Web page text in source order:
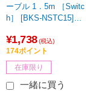
ーブル 1．5m ［Switc
h］ [BKS-NSTC15]
プオリジナル】【86
4】
¥1,738 (税込)
174ポイント
在庫限り
一緒に買う